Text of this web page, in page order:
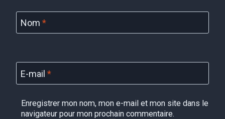
Nom *
E-mail *
Enregistrer mon nom, mon e-mail et mon site dans le
navigateur pour mon prochain commentaire.